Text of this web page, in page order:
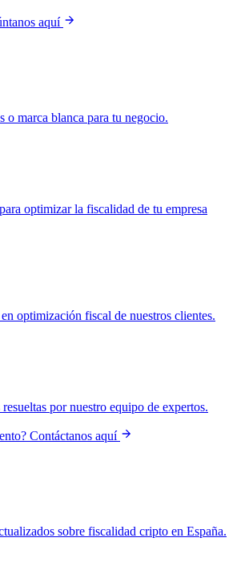
aquí
o marca blanca para tu negocio.
optimizar la fiscalidad de tu empresa
optimización fiscal de nuestros clientes.
por nuestro equipo de expertos.
Contáctanos aquí
sobre fiscalidad cripto en España.